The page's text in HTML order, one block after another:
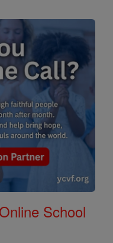
School